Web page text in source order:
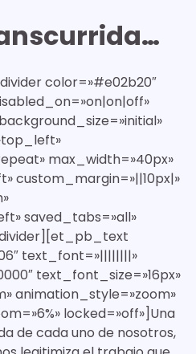
color=»#e02b20″
max_width=»40px»
custom_margin=»||10px|»
saved_tabs=»all»
text_font=»||||||||»
text_font_size=»16px»
animation_style=»zoom»
locked=»off»]Una
de cada uno de nosotros,